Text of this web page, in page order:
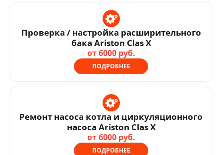
Проверка / настройка расширительного
бака Ariston Clas X
от 6000 руб.
ПОДРОБНЕЕ
Ремонт насоса котла и циркуляционного
насоса Ariston Clas X
от 6000 руб.
ПОДРОБНЕЕ